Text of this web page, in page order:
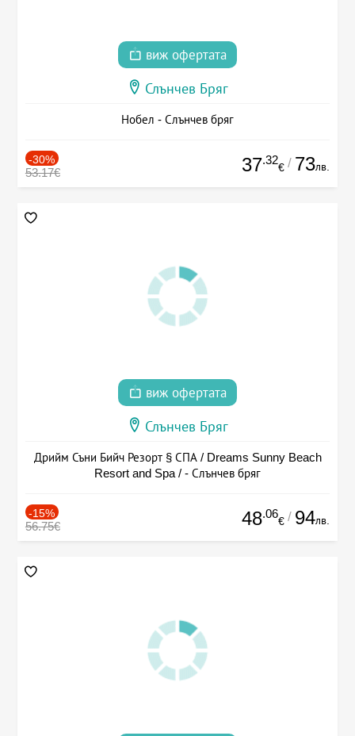
виж офертата
Слънчев Бряг
Нобел - Слънчев бряг
-30%
53.17€ 37.32
€ / 73лв.
виж офертата
Слънчев Бряг
Дрийм Съни Бийч Резорт § СПА / Dreams Sunny Beach
Resort and Spa / - Слънчев бряг
-15%
56.75€ 48.06
€ / 94лв.